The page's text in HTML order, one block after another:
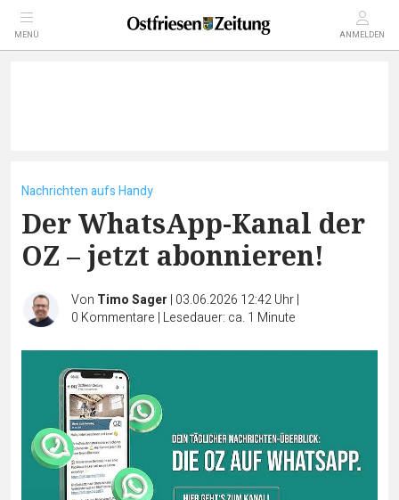
MENÜ ANMELDEN
Nachrichten aufs Handy
Der WhatsApp-Kanal der
OZ – jetzt abonnieren!
Von Timo Sager | 03.06.2026 12:42 Uhr|
0 Kommentare | Lesedauer: ca. 1 Minute